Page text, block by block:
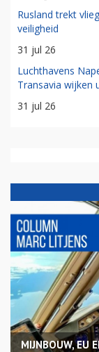
Rusland trekt
veiligheid
31 jul 26
Luchthavens
Transavia wijken
31 jul 26
MIJNBOUW, EU